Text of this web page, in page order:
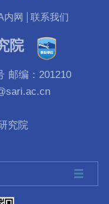
内网 联系我们
院
邮编：201210
究院